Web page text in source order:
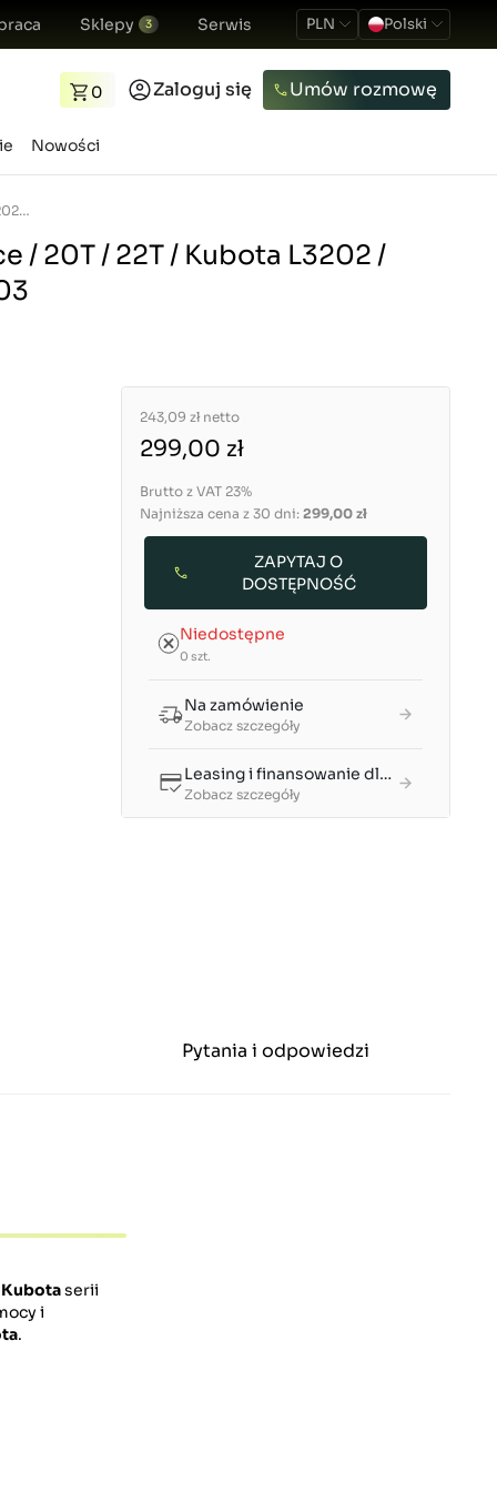
Sklepy 3 Serwis PLN Polski
0 Zaloguj się Umów rozmowę
Nowości
Złącze sprzęgające / 20T / 22T / Kubota L3202 / L4202 / 5-19-117-03
/ 20T / 22T / Kubota L3202 /
243,09 zł netto
299,00 zł
Brutto z VAT 23%
Najniższa cena z 30 dni: 299,00 zł
ZAPYTAJ O
DOSTĘPNOŚĆ
Niedostępne
0 szt.
Na zamówienie
Zobacz szczegóły
Leasing i finansowanie dla firm
Zobacz szczegóły
Pytania i odpowiedzi
Kubotaserii
i
.